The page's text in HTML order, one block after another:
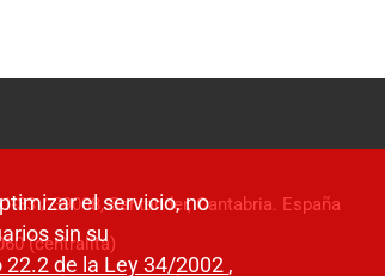
33 / 39008, Santander, Cantabria. España
(centralita)
el servicio, no
sin su
22.2 de la Ley 34/2002 ,